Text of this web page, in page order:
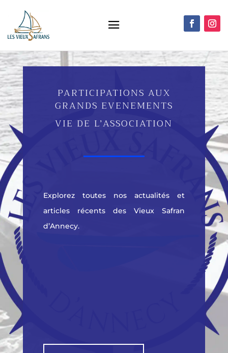
PARTICIPATIONS AUX
GRANDS EVENEMENTS
VIE DE L’ASSOCIATION
Explorez toutes nos actualités et
articles récents des Vieux Safran
d’Annecy.